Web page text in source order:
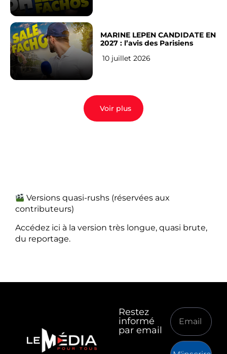
MARINE LEPEN CANDIDATE EN
2027 : l’avis des Parisiens
10 juillet 2026
Voir plus
Versions quasi-rushs (réservées aux
contributeurs)
Accédez ici à la version très longue, quasi brute,
du reportage.
Restez
informé
par email